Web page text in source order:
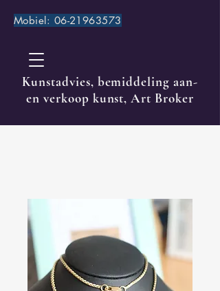
Mobiel: 06-21963573
Kunstadvies, bemiddeling aan-
en verkoop kunst, Art Broker